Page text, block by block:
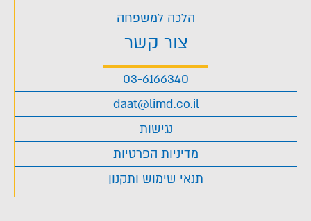
הלכה למשפחה
צור קשר
03-6166340
daat@limd.co.il
נגישות
מדיניות הפרטיות
תנאי שימוש ותקנון